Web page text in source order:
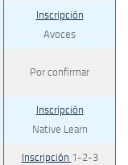
Inscripción
Avoces
Por confirmar
Inscripción
Native Learn
Inscripción 1-2-3